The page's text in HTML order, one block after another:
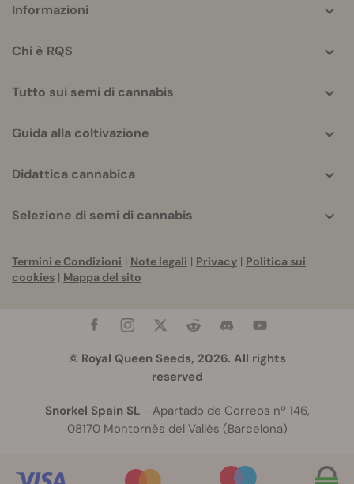
helpful
Informazioni
Chi è RQS
Tutto sui semi di cannabis
Guida alla coltivazione
Didattica cannabica
Selezione di semi di cannabis
Termini e Condizioni | Note legali | Privacy | Politica sui
cookies | Mappa del sito
© Royal Queen Seeds, 2026. All rights
reserved
Snorkel Spain SL- Apartado de Correos nº 146,
08170 Montornès del Vallès (Barcelona)